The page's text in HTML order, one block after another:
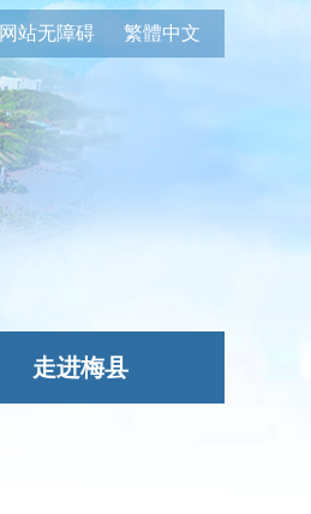
繁體中文
网站无障碍
走进梅县